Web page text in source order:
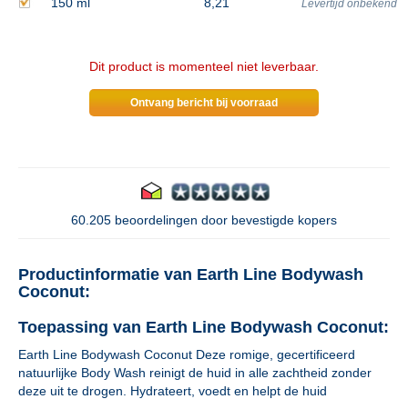
Levertijd onbekend
Dit product is momenteel niet leverbaar.
Ontvang bericht bij voorraad
60.205 beoordelingen door bevestigde kopers
Productinformatie van Earth Line Bodywash
Coconut:
Toepassing van Earth Line Bodywash Coconut:
Earth Line Bodywash Coconut Deze romige, gecertificeerd
natuurlijke Body Wash reinigt de huid in alle zachtheid zonder
deze uit te drogen. Hydrateert, voedt en helpt de huid